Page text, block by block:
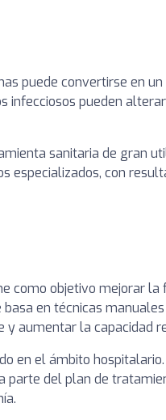
puede convertirse en
infecciosos pueden
sanitaria de gran
especializados, con
como objetivo mejorar
en técnicas
y aumentar la capacidad
en el ámbito
parte del plan de